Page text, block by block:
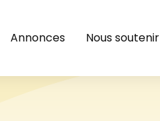
Annonces Nous soutenir